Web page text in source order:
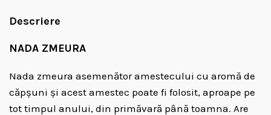
Descriere
NADA ZMEURA
Nada zmeura asemenător amestecului cu aromă de
căpșuni și acest amestec poate fi folosit, aproape pe
tot timpul anului, din primăvară până toamna. Are